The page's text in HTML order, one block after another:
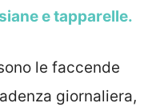
e tapparelle.
le faccende
giornaliera,